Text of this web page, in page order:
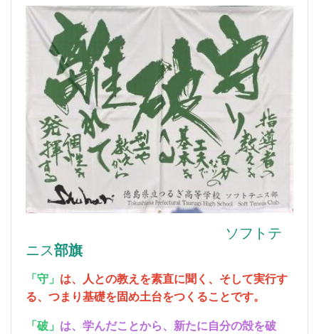
ソフトテ
ニス部旗
「守」 は、人との教えを素直に聞く、そして実行す
る、つまり基礎を固め土台をつくることです。
「破」 は、学んだことから、新たに自分の殻を破